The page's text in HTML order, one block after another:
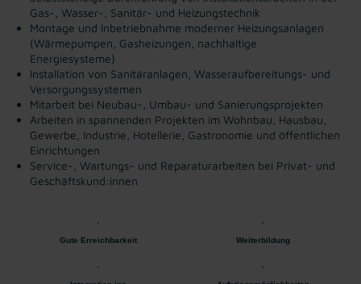
Gas-, Wasser-, Sanitär- und Heizungstechnik
Montage und Inbetriebnahme moderner Heizungsanlagen
(Wärmepumpen, Gasheizungen, nachhaltige
Energiesysteme)
Installation von Sanitäranlagen, Wasseraufbereitungs- und
Versorgungssystemen
Mitarbeit bei Neubau-, Umbau- und Sanierungsprojekten
Arbeiten in spannenden Projekten im Wohnbau, Hausbau,
Gewerbe, Industrie, Hotellerie, Gastronomie und öffentlichen
Einrichtungen
Service-, Wartungs- und Reparaturarbeiten bei Privat- und
Geschäftskund:innen
Gute Erreichbarkeit Weiterbildung